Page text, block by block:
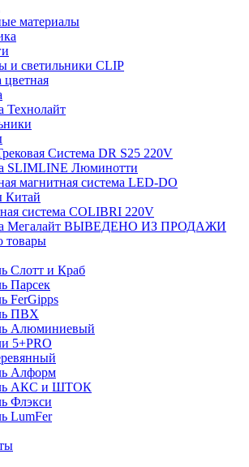
материалы
и светильники CLIP
цветная
Технолайт
Система DR S25 220V
SLIMLINE Люминотти
магнитная система LED-DO
Китай
система COLIBRI 220V
Мегалайт ВЫВЕДЕНО ИЗ ПРОДАЖИ
товары
Слотт и Краб
Парсек
FerGipps
ПВХ
Алюминиевый
5+PRO
Алформ
АКС и ШТОК
Флэкси
LumFer